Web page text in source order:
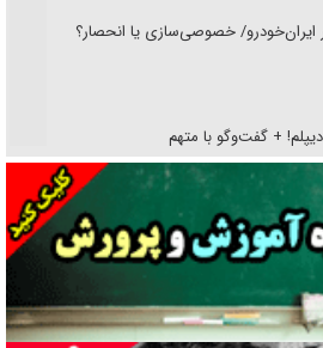
ایران‌خودرو/ خصوصی‌سازی یا انحصار؟
+ گفت‌وگو با متهم
جنگ رمضان/ پیکر بی‌سر شهید را از
مخالفان مکانت معنوی رهبر شهید را